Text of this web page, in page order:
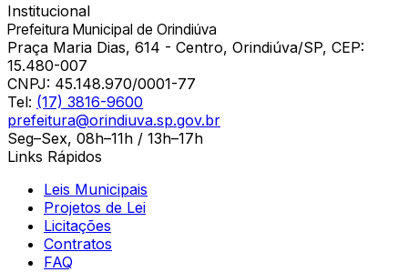
Institucional
Prefeitura Municipal de Orindiúva
Praça Maria Dias, 614 - Centro, Orindiúva/SP, CEP:
15.480-007
CNPJ: 45.148.970/0001-77
Tel: (17) 3816-9600
prefeitura@orindiuva.sp.gov.br
Seg–Sex, 08h–11h / 13h–17h
Links Rápidos
Leis Municipais
Projetos de Lei
Licitações
Contratos
FAQ